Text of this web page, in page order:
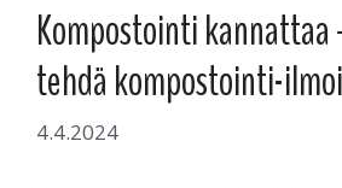
Kompostointi
tehdä kompostointi-
4.4.2024